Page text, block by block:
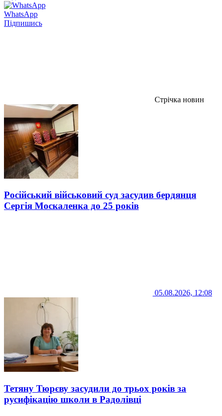
WhatsApp
Підпишись
Стрічка новин
Російський військовий суд засудив бердянця
Сергія Москаленка до 25 років
05.08.2026, 12:08
Тетяну Тюрєву засудили до трьох років за
русифікацію школи в Радолівці